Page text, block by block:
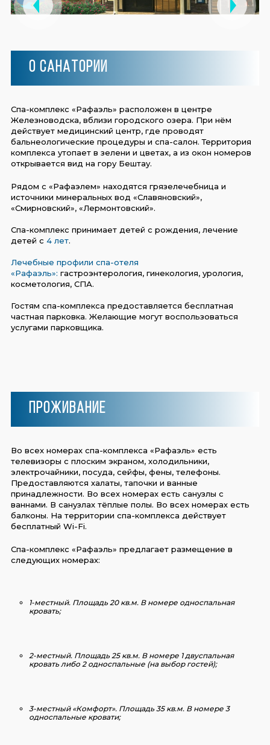
О санатории
Спа-комплекс «Рафаэль» расположен в центре
Железноводска, вблизи городского озера. При нём
действует медицинский центр, где проводят
бальнеологические процедуры и спа-салон. Территория
комплекса утопает в зелени и цветах, а из окон номеров
открывается вид на гору Бештау.
Рядом с «Рафаэлем» находятся грязелечебница и
источники минеральных вод «Славяновский»,
«Смирновский», «Лермонтовский».
Спа-комплекс принимает детей с рождения, лечение
детей с 4 лет.
Лечебные профили спа-отеля
«Рафаэль»: гастроэнтерология, гинекология, урология,
косметология, СПА.
Гостям спа-комплекса предоставляется бесплатная
частная парковка. Желающие могут воспользоваться
услугами парковщика.
Проживание
Во всех номерах спа-комплекса «Рафаэль» есть
телевизоры с плоским экраном, холодильники,
электрочайники, посуда, сейфы, фены, телефоны.
Предоставляются халаты, тапочки и ванные
принадлежности. Во всех номерах есть санузлы с
ваннами. В санузлах тёплые полы. Во всех номерах есть
балконы. На территории спа-комплекса действует
бесплатный Wi-Fi.
Спа-комплекс «Рафаэль» предлагает размещение в
следующих номерах:
1-местный.Площадь 20 кв.м. В номере односпальная
кровать;
2-местный. Площадь 25 кв.м. В номере 1 двуспальная
кровать либо 2 односпальные (на выбор гостей);
3-местный «Комфорт». Площадь 35 кв.м. В номере 3
односпальные кровати;